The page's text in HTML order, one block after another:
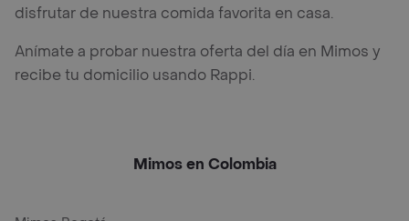
disfrutar de nuestra comida favorita en casa.
Anímate a probar nuestra oferta del día en Mimos y
recibe tu domicilio usando Rappi.
Mimos en Colombia